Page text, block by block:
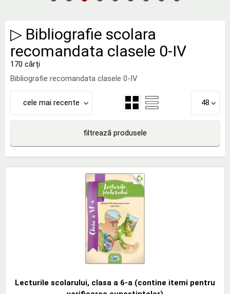
▷ Bibliografie scolara
recomandata clasele 0-IV
170 cărți
Bibliografie recomandata clasele 0-IV
cele mai recente 48
filtrează produsele
Lecturile scolarului, clasa a 6-a (contine itemi pentru